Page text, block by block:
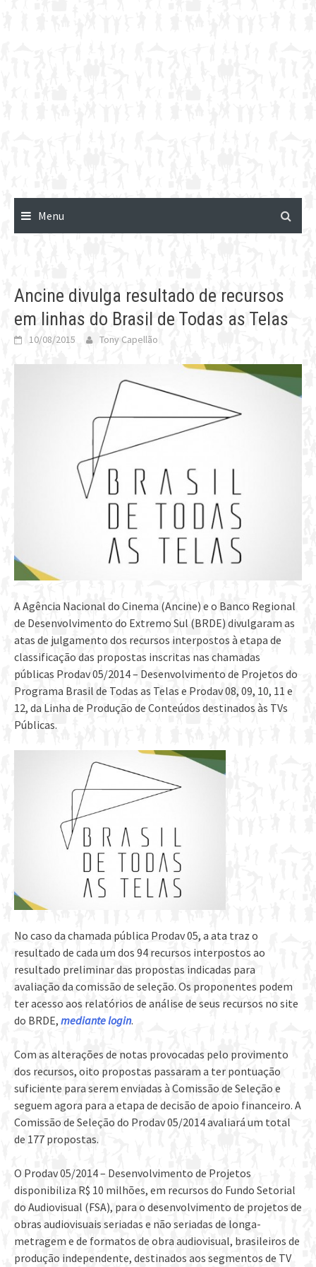
Menu
Ancine divulga resultado de recursos
em linhas do Brasil de Todas as Telas
10/08/2015 Tony Capellão
A Agência Nacional do Cinema (Ancine) e o Banco Regional
de Desenvolvimento do Extremo Sul (BRDE) divulgaram as
atas de julgamento dos recursos interpostos à etapa de
classificação das propostas inscritas nas chamadas
públicas Prodav 05/2014 – Desenvolvimento de Projetos do
Programa Brasil de Todas as Telas e Prodav 08, 09, 10, 11 e
12, da Linha de Produção de Conteúdos destinados às TVs
Públicas.
No caso da chamada pública Prodav 05, a ata traz o
resultado de cada um dos 94 recursos interpostos ao
resultado preliminar das propostas indicadas para
avaliação da comissão de seleção. Os proponentes podem
ter acesso aos relatórios de análise de seus recursos no site
do BRDE, mediante login.
Com as alterações de notas provocadas pelo provimento
dos recursos, oito propostas passaram a ter pontuação
suficiente para serem enviadas à Comissão de Seleção e
seguem agora para a etapa de decisão de apoio financeiro. A
Comissão de Seleção do Prodav 05/2014 avaliará um total
de 177 propostas.
O Prodav 05/2014 – Desenvolvimento de Projetos
disponibiliza R$ 10 milhões, em recursos do Fundo Setorial
do Audiovisual (FSA), para o desenvolvimento de projetos de
obras audiovisuais seriadas e não seriadas de longa-
metragem e de formatos de obra audiovisual, brasileiros de
produção independente, destinados aos segmentos de TV